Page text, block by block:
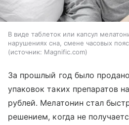
В виде таблеток или капсул
нарушениях сна, смене часовых
источник: Magnific.com
За прошлый год было
упаковок таких препаратов
рублей. Мелатонин стал
решением, когда не